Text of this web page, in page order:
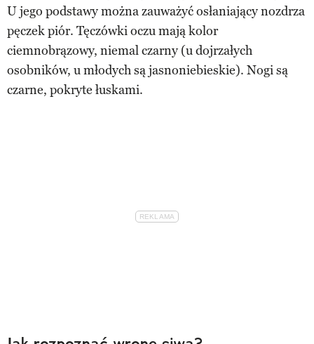
U jego podstawy można zauważyć osłaniający nozdrza
pęczek piór. Tęczówki oczu mają kolor
ciemnobrązowy, niemal czarny (u dojrzałych
osobników, u młodych są jasnoniebieskie). Nogi są
czarne, pokryte łuskami.